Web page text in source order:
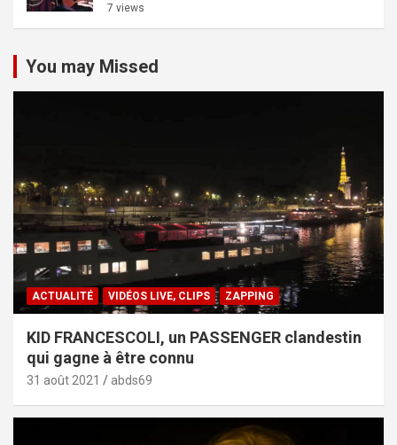
7 views
You may Missed
ACTUALITÉ VIDÉOS LIVE, CLIPS ZAPPING
KID FRANCESCOLI, un PASSENGER clandestin
qui gagne à être connu
31 août 2021 abds69